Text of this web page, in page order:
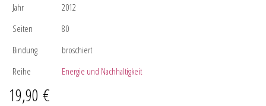
Jahr
2012
Seiten
80
Bindung
broschiert
Reihe
Energie und Nachhaltigkeit
19,90 €